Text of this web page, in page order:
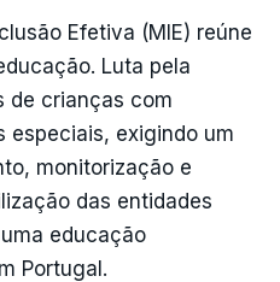
Efetiva (MIE) reúne
Luta pela
de crianças com
especiais, exigindo um
monitorização e
das entidades
educação
Portugal.